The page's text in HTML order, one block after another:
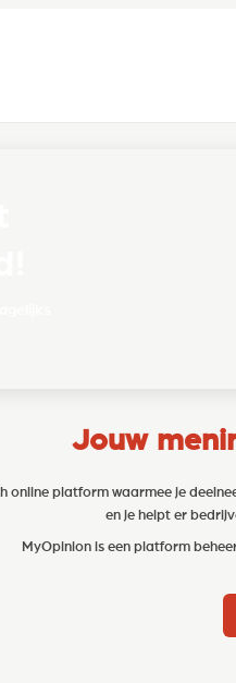
Jouw
online platform waarmee je
en je helpt er
MyOpinion is een platform